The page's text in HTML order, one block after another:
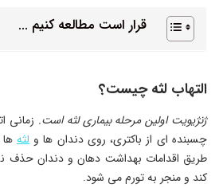
قرار است مطالعه کنیم ...
التهاب لثه چیست؟
ژنژیویت اولین مرحله بیماری لثه است. زمانی
چسبنده ای از باکتری، روی دندان ها ولثهها
طریق اقدامات بهداشت دهان و دندان حذف
کند و منجر به تورم می شود.